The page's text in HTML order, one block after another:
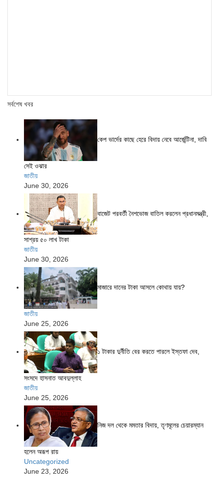
সর্বশেষ খবর
কেপ ভার্দের কাছে হেরে বিদায় নেবে আর্জেন্টিনা, দাবি
সেই ওঝার
জাতীয়
June 30, 2026
বাজেট পরবর্তী নৈশভোজ বাতিল করলেন প্রধানমন্ত্রী,
সাশ্রয় ৫০ লাখ টাকা
জাতীয়
June 30, 2026
মাজারে দানের টাকা আসলে কোথায় যায়?
জাতীয়
June 25, 2026
১ টাকার দুর্নীতি বের করতে পারলে ইস্তফা দেব,
সংসদে হাসনাত আবদুল্লাহ
জাতীয়
June 25, 2026
নিজ দল থেকে মমতার বিদায়, তৃণমূলের চেয়ারম্যান
হলেন অরূপ রায়
Uncategorized
June 23, 2026